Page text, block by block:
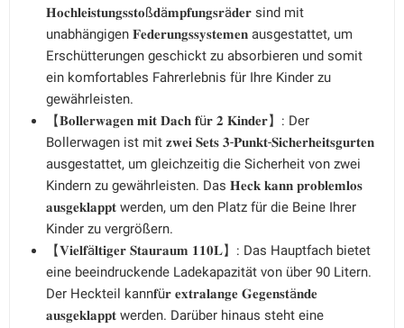
𝐇𝐨𝐜𝐡𝐥𝐞𝐢𝐬𝐭𝐮𝐧𝐠𝐬𝐬𝐭𝐨ß𝐝ä𝐦𝐩𝐟𝐮𝐧𝐠𝐬𝐫ä𝐝𝐞𝐫 sind mit
unabhängigen 𝐅𝐞𝐝𝐞𝐫𝐮𝐧𝐠𝐬𝐬𝐲𝐬𝐭𝐞𝐦𝐞𝐧 ausgestattet, um
Erschütterungen geschickt zu absorbieren und somit
ein komfortables Fahrerlebnis für Ihre Kinder zu
gewährleisten.
【𝐁𝐨𝐥𝐥𝐞𝐫𝐰𝐚𝐠𝐞𝐧 𝐦𝐢𝐭 𝐃𝐚𝐜𝐡 𝐟ü𝐫 𝟐 𝐊𝐢𝐧𝐝𝐞𝐫】: Der
Bollerwagen ist mit 𝐳𝐰𝐞𝐢 𝐒𝐞𝐭𝐬 𝟑-𝐏𝐮𝐧𝐤𝐭-𝐒𝐢𝐜𝐡𝐞𝐫𝐡𝐞𝐢𝐭𝐬𝐠𝐮𝐫𝐭𝐞𝐧
ausgestattet, um gleichzeitig die Sicherheit von zwei
Kindern zu gewährleisten. Das 𝐇𝐞𝐜𝐤 𝐤𝐚𝐧𝐧 𝐩𝐫𝐨𝐛𝐥𝐞𝐦𝐥𝐨𝐬
𝐚𝐮𝐬𝐠𝐞𝐤𝐥𝐚𝐩𝐩𝐭 werden, um den Platz für die Beine Ihrer
Kinder zu vergrößern.
【𝐕𝐢𝐞𝐥𝐟ä𝐥𝐭𝐢𝐠𝐞𝐫 𝐒𝐭𝐚𝐮𝐫𝐚𝐮𝐦 𝟏𝟏𝟎𝐋】: Das Hauptfach bietet
eine beeindruckende Ladekapazität von über 90 Litern.
Der Heckteil kann𝐟ü𝐫 𝐞𝐱𝐭𝐫𝐚𝐥𝐚𝐧𝐠𝐞 𝐆𝐞𝐠𝐞𝐧𝐬𝐭ä𝐧𝐝𝐞
𝐚𝐮𝐬𝐠𝐞𝐤𝐥𝐚𝐩𝐩𝐭 werden. Darüber hinaus steht eine